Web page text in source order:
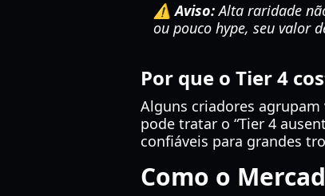
⚠️ Aviso:Alta raridade
ou pouco hype, seu valor
Por que o Tier 4
Alguns criadores
pode tratar o “Tier 4
confiáveis para grandes
Como o